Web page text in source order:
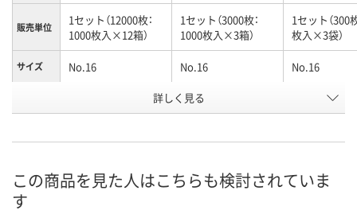
販売単位
1セット（12000枚：
1000枚入×12箱）
1セット（3000枚：
1000枚入×3箱）
1セット（300
枚入×3袋）
サイズ No.16 No.16 No.16
9528494 AA77043
8月11日（火）
詳しく見る
この商品を見た人はこちらも検討されていま
す